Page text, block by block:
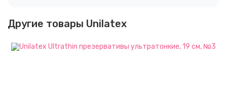
Другие товары Unilatex